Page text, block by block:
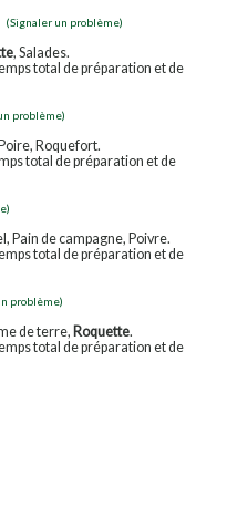
(Signaler un problème)
, Salades.
total de préparation et de
problème)
Roquefort.
total de préparation et de
Pain de campagne, Poivre.
total de préparation et de
problème)
de terre, Roquette.
total de préparation et de